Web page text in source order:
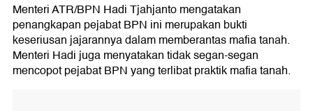
Menteri ATR/BPN Hadi Tjahjanto mengatakan
penangkapan pejabat BPN ini merupakan bukti
keseriusan jajarannya dalam memberantas mafia tanah.
Menteri Hadi juga menyatakan tidak segan-segan
mencopot pejabat BPN yang terlibat praktik mafia tanah.